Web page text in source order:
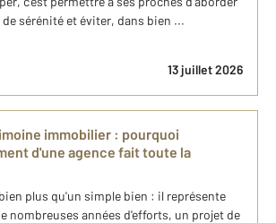
sérénité et éviter, dans bien ...
13 juillet 2026
immobilier : pourquoi
d'une agence fait toute la
plus qu'un simple bien : il représente
nombreuses années d'efforts, un projet de